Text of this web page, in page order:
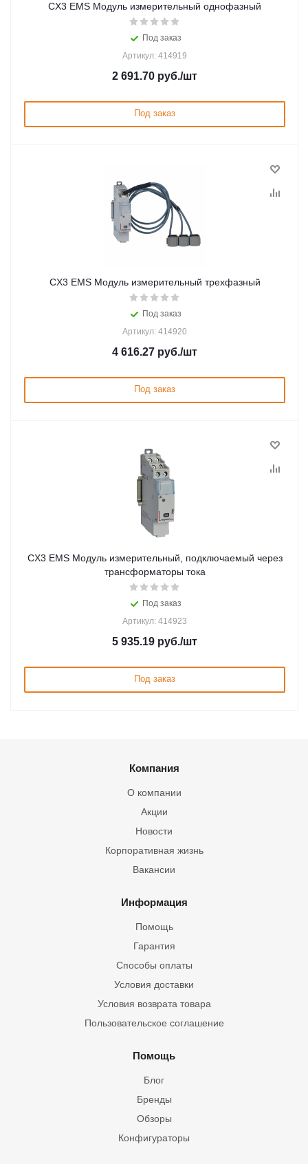
CX3 EMS Модуль измерительный однофазный
Под заказ
Артикул: 414919
2 691.70 руб./шт
Под заказ
CX3 EMS Модуль измерительный трехфазный
Под заказ
Артикул: 414920
4 616.27 руб./шт
Под заказ
CX3 EMS Модуль измерительный, подключаемый через
трансформаторы тока
Под заказ
Артикул: 414923
5 935.19 руб./шт
Под заказ
Компания
О компании
Акции
Новости
Корпоративная жизнь
Вакансии
Информация
Помощь
Гарантия
Способы оплаты
Условия доставки
Условия возврата товара
Пользовательское соглашение
Помощь
Блог
Бренды
Обзоры
Конфигураторы